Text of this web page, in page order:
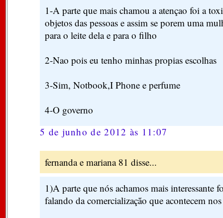
1-A parte que mais chamou a atençao foi a
objetos das pessoas e assim se porem uma
para o leite dela e para o filho
2-Nao pois eu tenho minhas propias escolhas
3-Sim, Notbook,I Phone e perfume
4-O governo
5 de junho de 2012 às 11:07
fernanda e mariana 81 disse...
1)A parte que nós achamos mais interessante
falando da comercialização que acontecem nos